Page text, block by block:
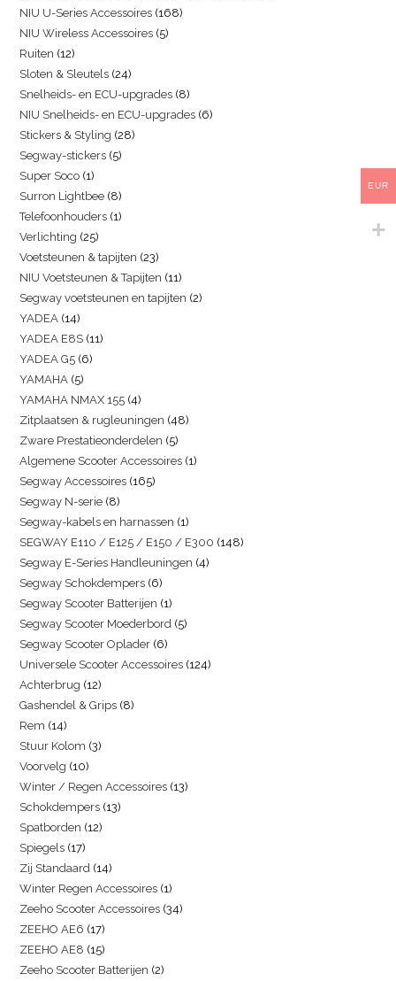
NIU U-Series Accessoires 168
NIU Wireless Accessoires 5
Ruiten 12
Sloten & Sleutels 24
Snelheids- en ECU-upgrades 8
NIU Snelheids- en ECU-upgrades 6
Stickers & Styling 28
Segway-stickers 5
Super Soco 1
Surron Lightbee 8
Telefoonhouders 1
Verlichting 25
Voetsteunen & tapijten 23
NIU Voetsteunen & Tapijten 11
Segway voetsteunen en tapijten 2
YADEA 14
YADEA E8S 11
YADEA G5 6
YAMAHA 5
YAMAHA NMAX 155 4
Zitplaatsen & rugleuningen 48
Zware Prestatieonderdelen 5
Algemene Scooter Accessoires 1
Segway Accessoires 165
Segway N-serie 8
Segway-kabels en harnassen 1
SEGWAY E110 / E125 / E150 / E300 148
Segway E-Series Handleuningen 4
Segway Schokdempers 6
Segway Scooter Batterijen 1
Segway Scooter Moederbord 5
Segway Scooter Oplader 6
Universele Scooter Accessoires 124
Achterbrug 12
Gashendel & Grips 8
Rem 14
Stuur Kolom 3
Voorvelg 10
Winter / Regen Accessoires 13
Schokdempers 13
Spatborden 12
Spiegels 17
Zij Standaard 14
Winter Regen Accessoires 1
Zeeho Scooter Accessoires 34
ZEEHO AE6 17
ZEEHO AE8 15
Zeeho Scooter Batterijen 2
EUR